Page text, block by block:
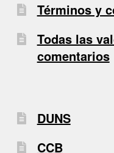
Términos y
Todas las
comentarios
DUNS
CCB